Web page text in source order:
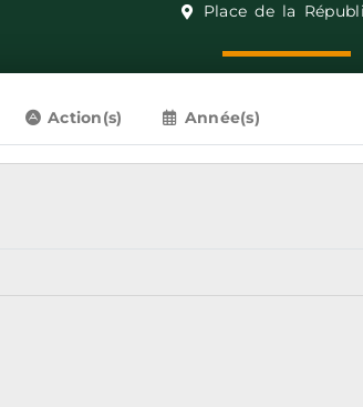
Place de la
Action(s) Année(s)